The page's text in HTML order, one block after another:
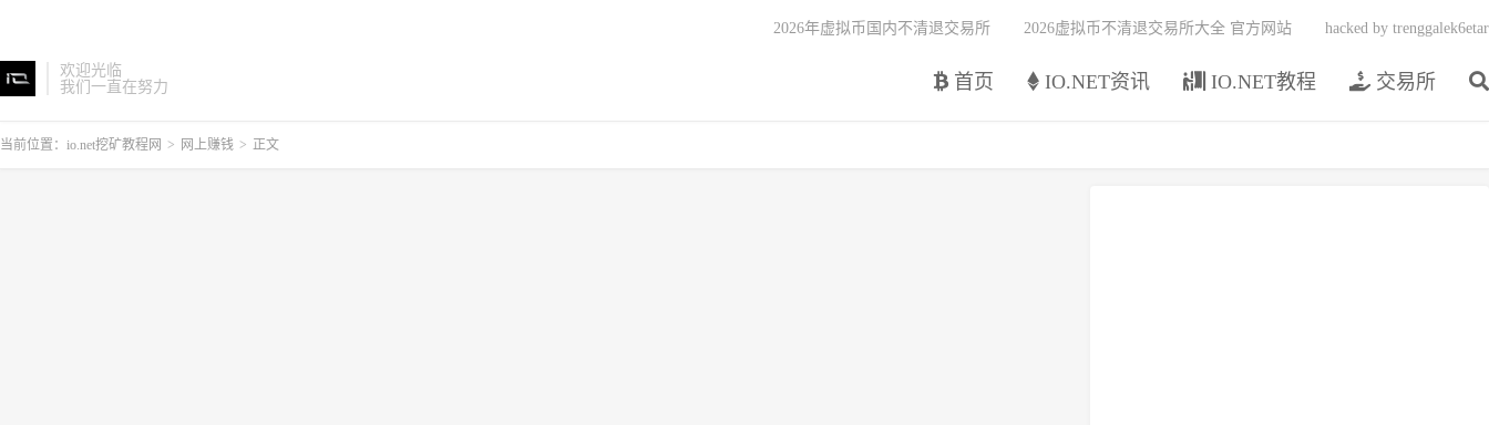
欢迎光临
我们一直在努力
首页 IO.NET资讯 IO.NET教程 交易所
2026年虚拟币国内不清退交易所 2026虚拟币不清退交易所大全 官方网站 hacked by trenggalek6etar
当前位置： io.net挖矿教程网 > 网上赚钱 > 正文